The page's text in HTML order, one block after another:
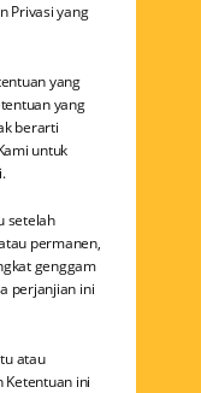
Privasi yang
yang
yang
berarti
untuk
setelah
permanen,
genggam
perjanjian ini
atau
Ketentuan ini